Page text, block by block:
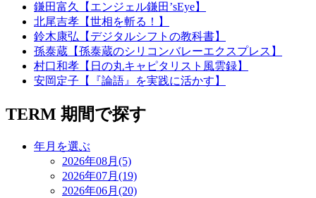
鎌田富久【エンジェル鎌田’sEye】
北尾吉孝【世相を斬る！】
鈴木康弘【デジタルシフトの教科書】
孫泰蔵【孫泰蔵のシリコンバレーエクスプレス】
村口和孝【日の丸キャピタリスト風雲録】
安岡定子【『論語』を実践に活かす】
TERM 期間で探す
年月を選ぶ
2026年08月(5)
2026年07月(19)
2026年06月(20)